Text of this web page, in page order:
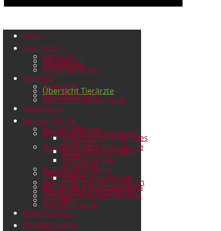
Start
Das Team
Tierärzte
Verwaltung
Praxisteam
Auszubildende
Karriere
Übersicht
Übersicht Tierärzte
Ausbildung TFA
3-Minuten-Bewerbung
Leistungen
Spezialgebiete
Augenheilkunde
Brachycephales Syndrom
Videos Brachycephales
Syndrom
Dermatologie I Allergologie
Dermatologie Fell u.
Haut
Dermatologie
Ursachen
Gastroenterologie
Kleinsäuger
Videos Kleinsäuger
Behandlung Patellaluxation
Behandlung Kreuzbandriss
Sanfte Kastration Hündin
Urologie Laser-Lithotripsie
Urologie
Zahnheilkunde
Kreuzbandriss
Patellaluxation